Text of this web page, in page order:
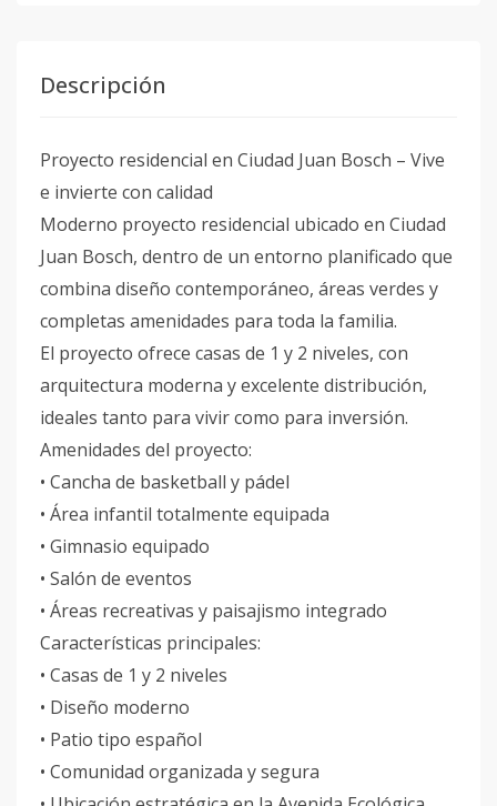
Descripción
Proyecto residencial en Ciudad Juan Bosch – Vive
e invierte con calidad
Moderno proyecto residencial ubicado en Ciudad
Juan Bosch, dentro de un entorno planificado que
combina diseño contemporáneo, áreas verdes y
completas amenidades para toda la familia.
El proyecto ofrece casas de 1 y 2 niveles, con
arquitectura moderna y excelente distribución,
ideales tanto para vivir como para inversión.
Amenidades del proyecto:
• Cancha de basketball y pádel
• Área infantil totalmente equipada
• Gimnasio equipado
• Salón de eventos
• Áreas recreativas y paisajismo integrado
Características principales:
• Casas de 1 y 2 niveles
• Diseño moderno
• Patio tipo español
• Comunidad organizada y segura